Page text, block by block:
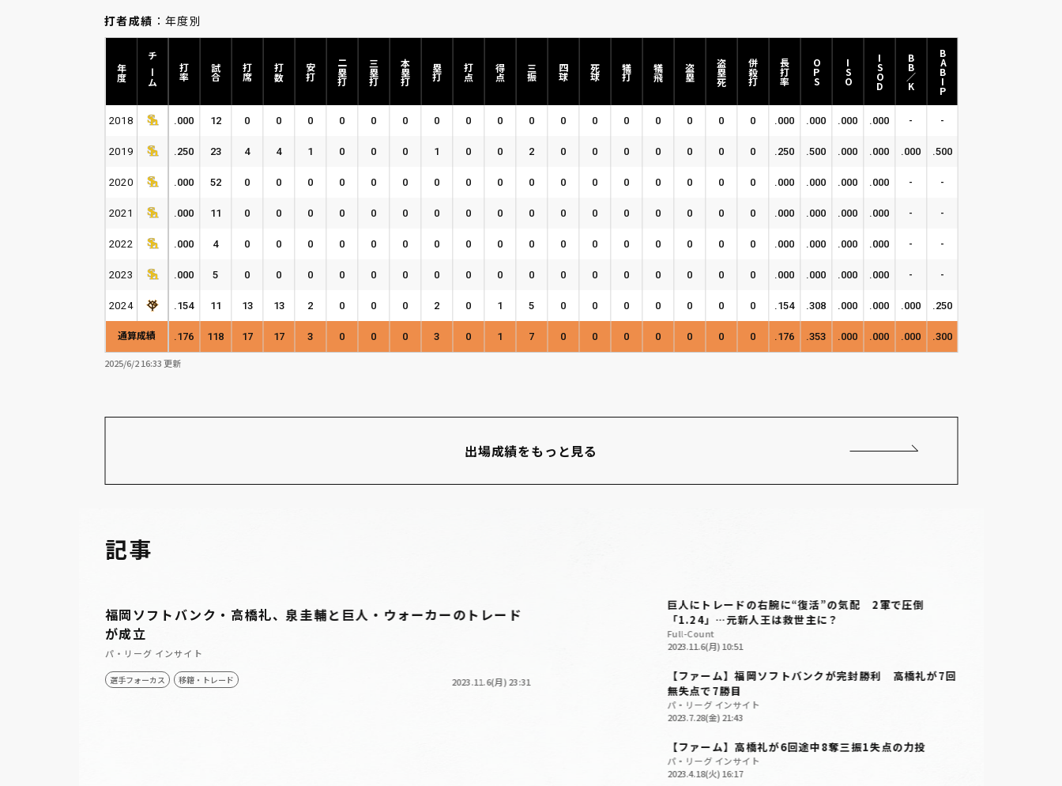
打者成績 ：年度別
年度 チーム 打率 試合 打席 打数 安打 二塁打 三塁打 本塁打 塁打 打点 得点 三振 四球 死球 犠打 犠飛 盗塁 盗塁死 併殺打 長打率 OPS ISO ISOD BB／K BABIP
2018 .000 12 0 0 0 0 0 0 0 0 0 0 0 0 0 0 0 0 0 .000 .000 .000 .000 - -
2019 .250 23 4 4 1 0 0 0 1 0 0 2 0 0 0 0 0 0 0 .250 .500 .000 .000 .000 .500
2020 .000 52 0 0 0 0 0 0 0 0 0 0 0 0 0 0 0 0 0 .000 .000 .000 .000 - -
2021 .000 11 0 0 0 0 0 0 0 0 0 0 0 0 0 0 0 0 0 .000 .000 .000 .000 - -
2022 .000 4 0 0 0 0 0 0 0 0 0 0 0 0 0 0 0 0 0 .000 .000 .000 .000 - -
2023 .000 5 0 0 0 0 0 0 0 0 0 0 0 0 0 0 0 0 0 .000 .000 .000 .000 - -
2024 .154 11 13 13 2 0 0 0 2 0 1 5 0 0 0 0 0 0 0 .154 .308 .000 .000 .000 .250
通算成績 .176 118 17 17 3 0 0 0 3 0 1 7 0 0 0 0 0 0 0 .176 .353 .000 .000 .000 .300
2025/6/2 16:33 更新
出場成績をもっと見る
記事
福岡ソフトバンク・高橋礼、泉圭輔と巨人・ウォーカーのトレード
が成立
パ・リーグ インサイト
選手フォーカス 移籍・トレード 2023.11.6(月) 23:31
巨人にトレードの右腕に“復活”の気配 2軍で圧倒
「1.24」…元新人王は救世主に？
Full-Count
2023.11.6(月) 10:51
【ファーム】福岡ソフトバンクが完封勝利 高橋礼が7回
無失点で7勝目
パ・リーグ インサイト
2023.7.28(金) 21:43
【ファーム】高橋礼が6回途中8奪三振1失点の力投
パ・リーグ インサイト
2023.4.18(火) 16:17